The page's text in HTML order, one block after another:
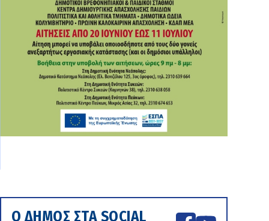
Ο ΔΗΜΟΣ ΣΤΑ SOCIAL